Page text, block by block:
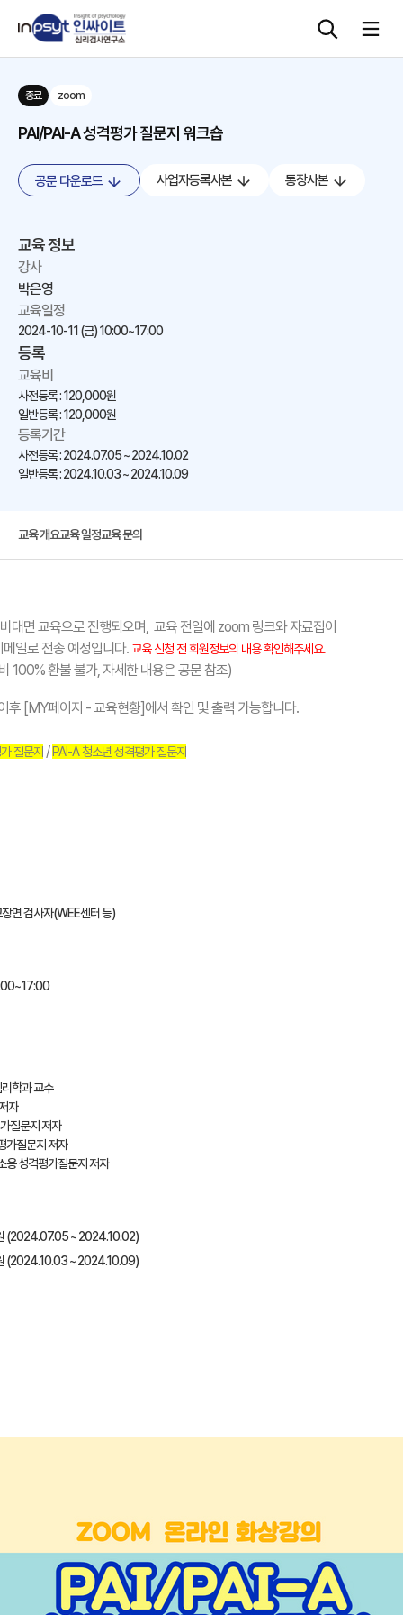
심리검사
상담도구
교육 워크숍
단체검사
종료 zoom
PAI/PAI-A 성격평가 질문지 워크숍
교육 정보
강사
박은영
교육일정
2024-10-11 (금)10:00~17:00
등록
교육비
사전등록 : 120,000원
일반등록 : 120,000원
등록기간
사전등록 : 2024.07.05 ~ 2024.10.02
일반등록 : 2024.10.03 ~ 2024.10.09
공문 다운로드 사업자등록사본 통장사본
교육 개요교육 일정교육 문의
대면 교육으로 진행되오며, 교육 전일에 zoom 링크와 자료집이
일로 전송 예정입니다. 교육 신청 전 회원정보의 내용 확인해주세요.
100% 환불 불가, 자세한 내용은 공문 참조)
후 [MY페이지 - 교육현황]에서 확인 및 출력 가능합니다.
질문지 / PAI-A 청소년 성격평가 질문지
면 검사자(WEE센터 등)
학과 교수
자
질문지 저자
가질문지 저자
용 성격평가질문지 저자
(2024.07.05 ~ 2024.10.02)
(2024.10.03 ~ 2024.10.09)